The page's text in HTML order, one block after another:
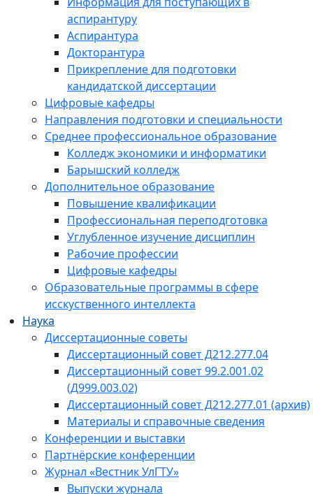
аспирантуру
Аспирантура
Докторантура
Прикрепление для подготовки
кандидатской диссертации
Цифровые кафедры
Направления подготовки и специальности
Среднее профессиональное образование
Колледж экономики и информатики
Барышский колледж
Дополнительное образование
Повышение квалификации
Профессиональная переподготовка
Углубленное изучение дисциплин
Рабочие профессии
Цифровые кафедры
Образовательные программы в сфере
исскуственного интеллекта
Наука
Диссертационные советы
Диссертационный совет Д212.277.04
Диссертационный совет 99.2.001.02
(Д999.003.02)
Диссертационный совет Д212.277.01 (архив)
Материалы и справочные сведения
Конференции и выставки
Партнёрские конференции
Журнал «Вестник УлГТУ»
Выпуски журнала